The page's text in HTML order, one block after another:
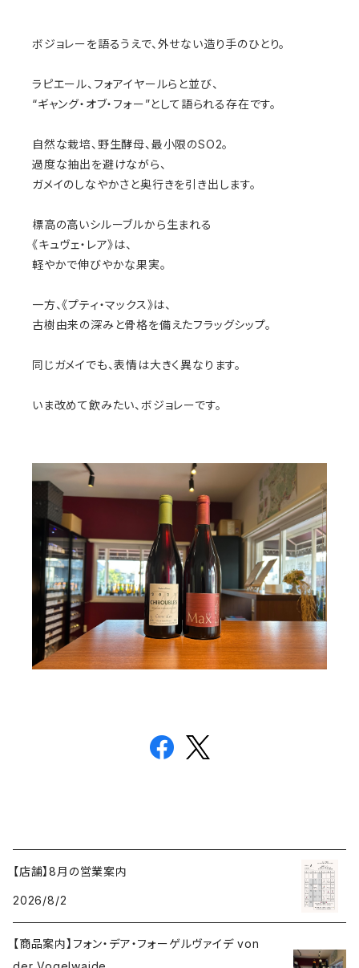
ボジョレーを語るうえで、外せない造り手のひとり。
ラピエール、フォアイヤールらと並び、
“ギャング・オブ・フォー”として語られる存在です。
自然な栽培、野生酵母、最小限のSO2。
過度な抽出を避けながら、
ガメイのしなやかさと奥行きを引き出します。
標高の高いシルーブルから生まれる
《キュヴェ・レア》は、
軽やかで伸びやかな果実。
一方、《プティ・マックス》は、
古樹由来の深みと骨格を備えたフラッグシップ。
同じガメイでも、表情は大きく異なります。
いま改めて飲みたい、ボジョレーです。
【店舗】8月の営業案内
2026/8/2
【商品案内】フォン・デア・フォーゲルヴァイデ von